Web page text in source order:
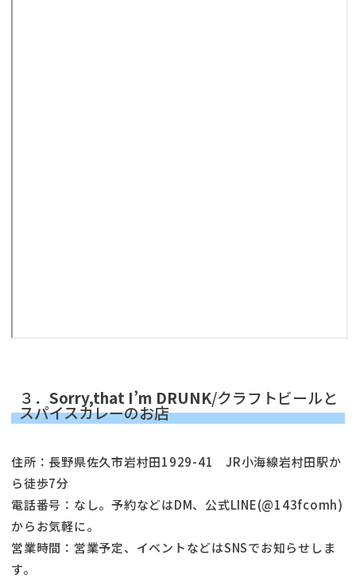
３． Sorry,that I’m DRUNK/クラフトビールと
スパイスカレーのお店
住所：長野県佐久市岩村田1929-41 JR小海線岩村田駅か
ら徒歩7分
電話番号：なし。予約などはDM、公式LINE(@143fcomh)
からお気軽に。
営業時間：営業予定、イベントなどはSNSでお知らせしま
す。